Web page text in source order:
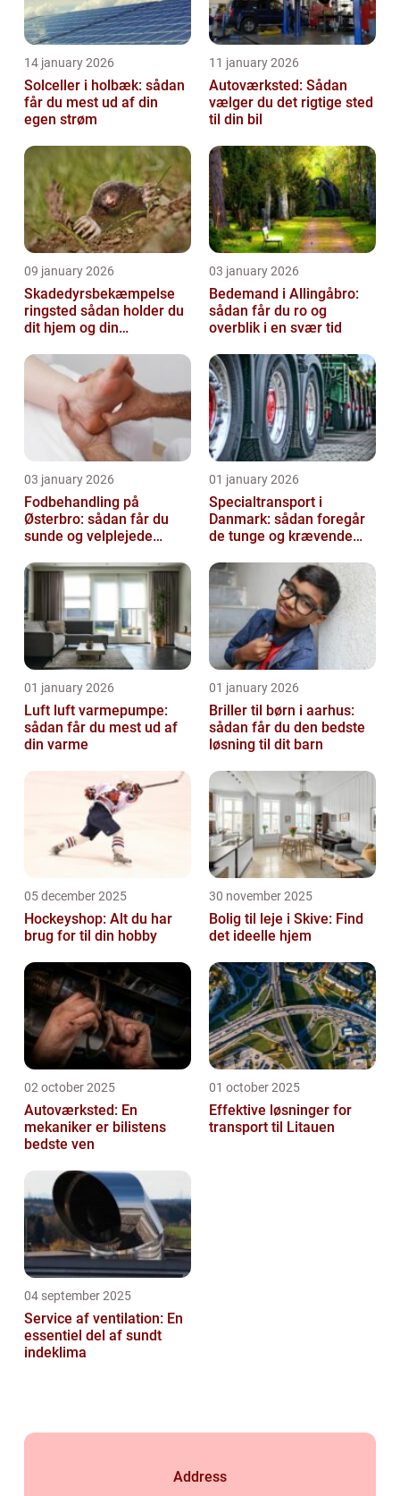
14 january 2026
Solceller i holbæk: sådan
får du mest ud af din
egen strøm
11 january 2026
Autoværksted: Sådan
vælger du det rigtige sted
til din bil
09 january 2026
Skadedyrsbekæmpelse
ringsted sådan holder du
dit hjem og din
gæster
03 january 2026
Bedemand i Allingåbro:
sådan får du ro og
overblik i en svær tid
03 january 2026
Fodbehandling på
Østerbro: sådan får du
sunde og velplejede
01 january 2026
Specialtransport i
Danmark: sådan foregår
de tunge og krævende
01 january 2026
Luft luft varmepumpe:
sådan får du mest ud af
din varme
01 january 2026
Briller til børn i aarhus:
sådan får du den bedste
løsning til dit barn
05 december 2025
Hockeyshop: Alt du har
brug for til din hobby
30 november 2025
Bolig til leje i Skive: Find
det ideelle hjem
02 october 2025
Autoværksted: En
mekaniker er bilistens
bedste ven
01 october 2025
Effektive løsninger for
transport til Litauen
04 september 2025
Service af ventilation: En
essentiel del af sundt
indeklima
Address